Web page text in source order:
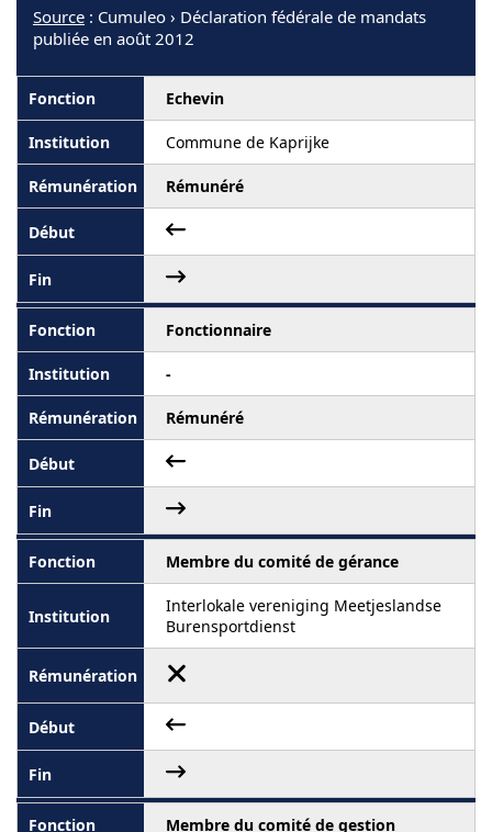
Source : Cumuleo › Déclaration fédérale de mandats
publiée en août 2012
Echevin
Commune de Kaprijke
Rémunéré
Fonctionnaire
-
Rémunéré
Membre du comité de gérance
Interlokale vereniging Meetjeslandse
Burensportdienst
Membre du comité de gestion